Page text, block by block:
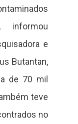
informou
e
Butantan,
de 70 mil
teve
no